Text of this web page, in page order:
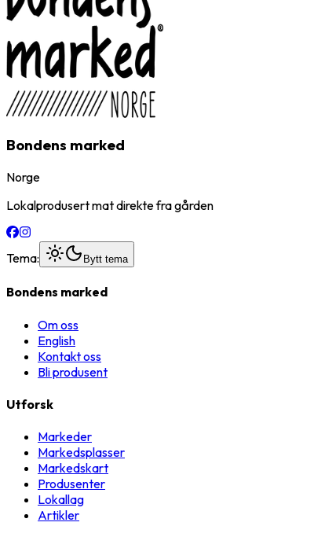
Bondens marked
Norge
Lokalprodusert mat direkte fra gården
Tema: Bytt tema
Bondens marked
Om oss
English
Kontakt oss
Bli produsent
Utforsk
Markeder
Markedsplasser
Markedskart
Produsenter
Lokallag
Artikler